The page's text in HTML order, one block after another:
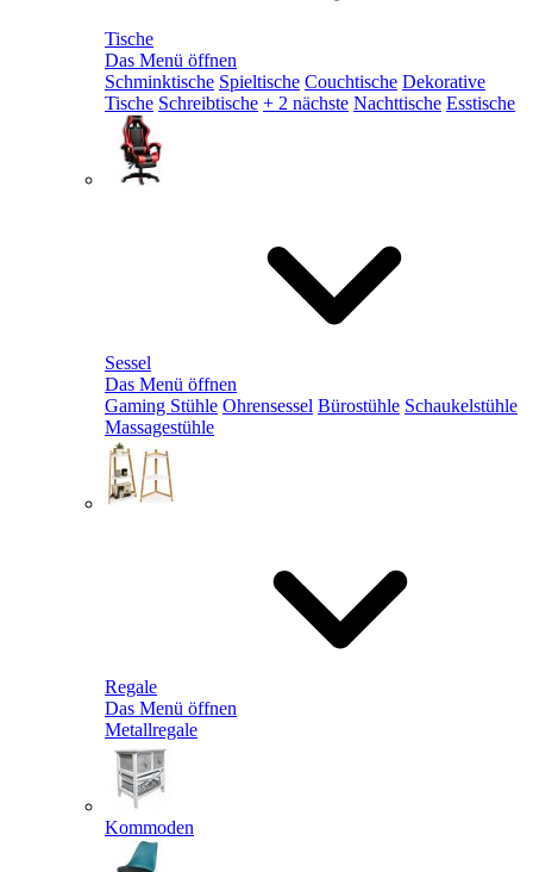
Tische
Das Menü öffnen
Schminktische Spieltische Couchtische Dekorative
Tische Schreibtische + 2 nächste Nachttische Esstische
Sessel
Das Menü öffnen
Gaming Stühle Ohrensessel Bürostühle Schaukelstühle
Massagestühle
Regale
Das Menü öffnen
Metallregale
Kommoden